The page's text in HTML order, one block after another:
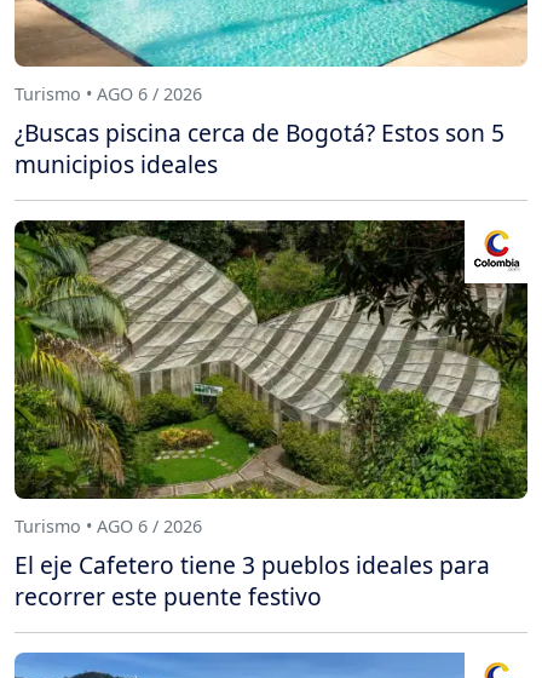
Turismo • AGO 6 / 2026
¿Buscas piscina cerca de Bogotá? Estos son 5
municipios ideales
Turismo • AGO 6 / 2026
El eje Cafetero tiene 3 pueblos ideales para
recorrer este puente festivo